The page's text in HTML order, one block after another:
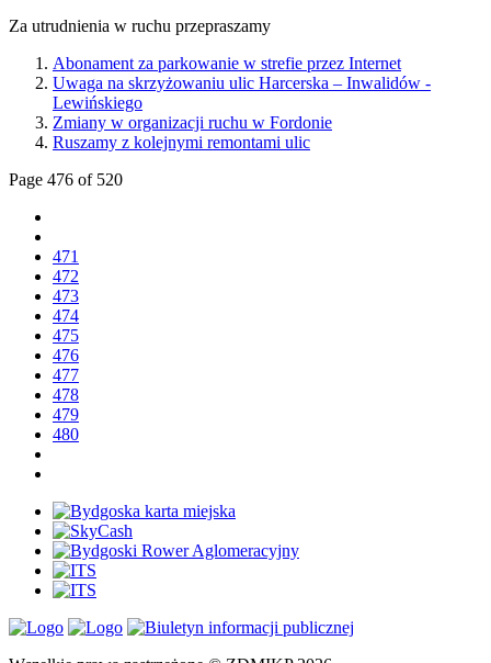
Za utrudnienia w ruchu przepraszamy
Abonament za parkowanie w strefie przez Internet
Uwaga na skrzyżowaniu ulic Harcerska – Inwalidów -
Lewińskiego
Zmiany w organizacji ruchu w Fordonie
Ruszamy z kolejnymi remontami ulic
Page 476 of 520
471
472
473
474
475
476
477
478
479
480